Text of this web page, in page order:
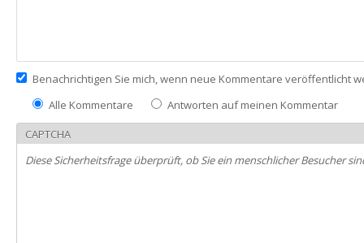
Benachrichtigen Sie mich, wenn neue Kommentare veröffentlicht
Alle Kommentare
Antworten auf meinen Kommentar
CAPTCHA
Diese Sicherheitsfrage überprüft, ob Sie ein menschlicher Besucher